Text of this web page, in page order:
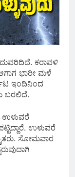
ಕರಾವಳಿ
ಭಾರೀ ಮಳೆ
ಇಂದಿನಿಂದ
ಬರಲಿದೆ.
ಉಳುವರೆ
ಉಳುವರೆ
ಸೋಮವಾರ